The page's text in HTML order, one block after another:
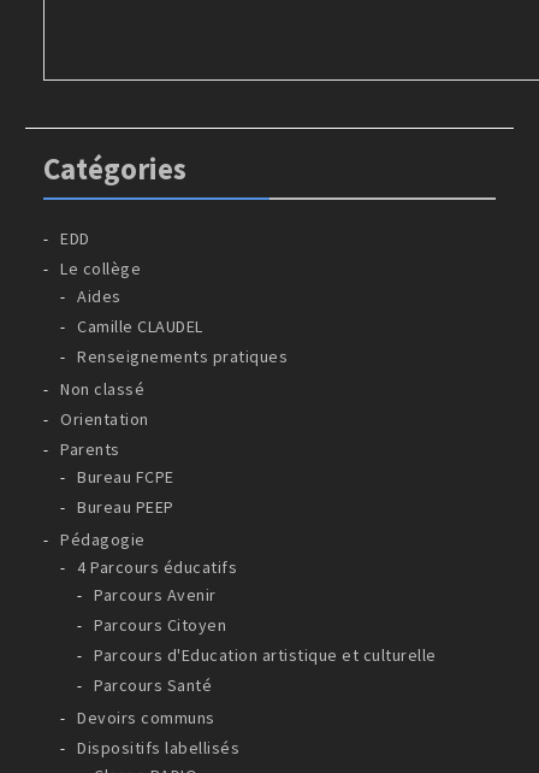
Catégories
EDD
Le collège
Aides
Camille CLAUDEL
Renseignements pratiques
Non classé
Orientation
Parents
Bureau FCPE
Bureau PEEP
Pédagogie
4 Parcours éducatifs
Parcours Avenir
Parcours Citoyen
Parcours d'Education artistique et culturelle
Parcours Santé
Devoirs communs
Dispositifs labellisés